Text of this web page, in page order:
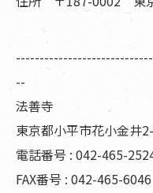
--
法善寺
東京都小平市花小金井
電話番号 : 042-465-
FAX番号 : 042-465-6046